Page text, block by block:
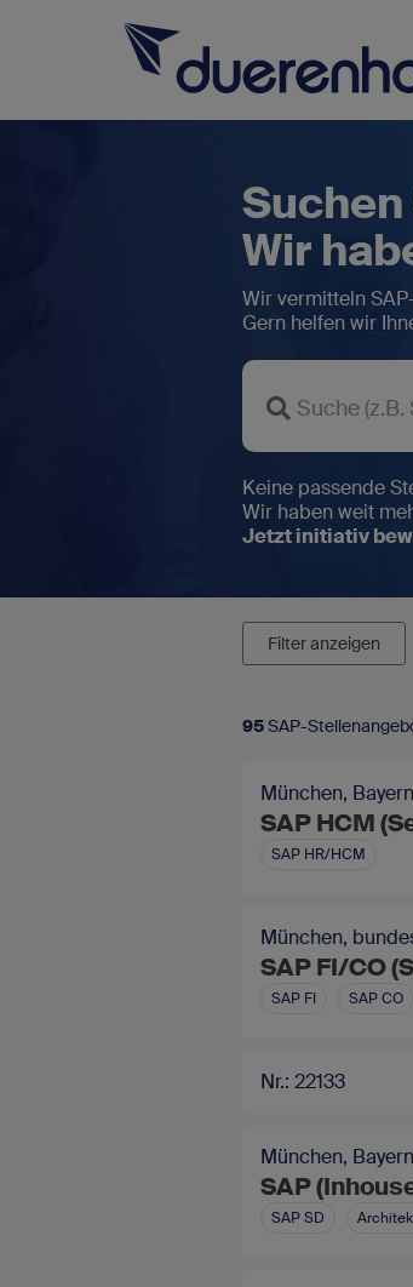
Für SAP-Fachkräfte
Für SAP-Arbeitgeber
Karriere bei uns
SAP-Portale
Blog
Wir
Wir vermitteln
Gern helfen wir
Keine passende
Wir haben weit
Jetztinitiativ
Filter anzeigen
95SAP-
München,
SAP HCM
SAP HR/HCM
München,
SAP FI/CO
SAP FI SAP CO
Nr.: 22133
München,
SAP
SAP SD